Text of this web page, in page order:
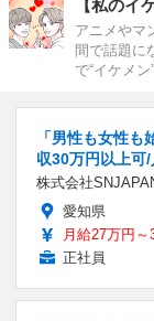
【私のイ
アニメやマ
間で話題に
で“イケメ
「男性も女性
収30万円以上可
株式会社
愛知県
月給27万円～
正社員